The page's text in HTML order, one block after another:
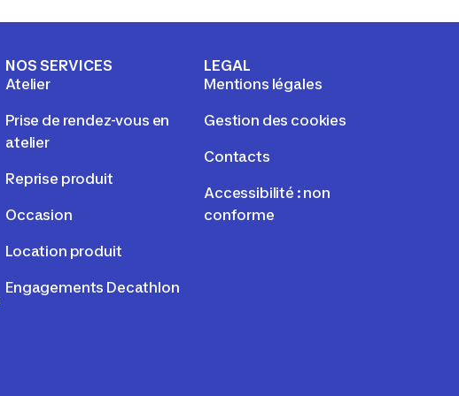
NOS SERVICES
Atelier
Prise de rendez-vous en
atelier
Reprise produit
Occasion
Location produit
Engagements Decathlon
LEGAL
Mentions légales
Gestion des cookies
Contacts
Accessibilité : non
conforme